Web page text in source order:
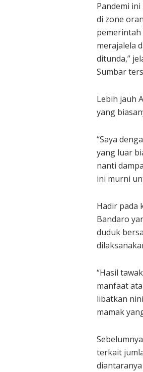
Pandemi
di zone
pemerintah
merajalela
ditunda,”
Sumbar
Lebih jauh
yang
“Saya
yang luar
nanti
ini murni
Hadir pada
Bandaro
duduk
“Hasil
manfaat
libatkan
mamak
terkait